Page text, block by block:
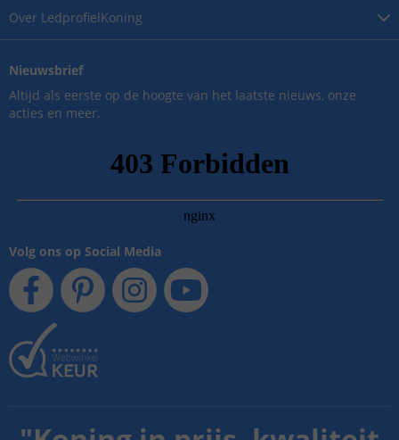
Over LedprofielKoning
Nieuwsbrief
Altijd als eerste op de hoogte van het laatste nieuws, onze
acties en meer.
Volg ons op Social Media